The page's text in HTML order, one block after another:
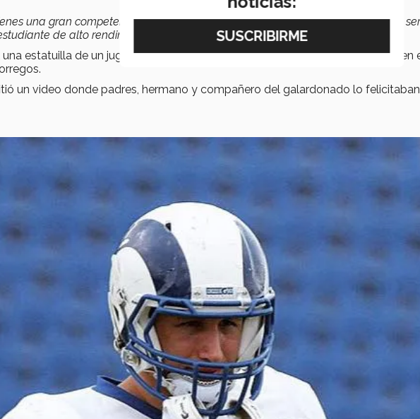
una gran competencia que no todos tenemos, el poder balancear, el poder ser
de alto rendimiento
estatuilla de un jugador de futbol americano, la cual simboliza el trabajo en
un video donde padres, hermano y compañero del galardonado lo